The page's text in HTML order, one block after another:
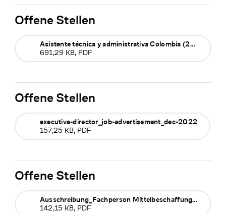
Offene Stellen
Asistente técnica y administrativa Colombia (2025)
691,29 KB, PDF
Offene Stellen
executive-director_job-advertisement_dec-2022
157,25 KB, PDF
Offene Stellen
Ausschreibung_Fachperson Mittelbeschaffung_Jan 2023
142,15 KB, PDF